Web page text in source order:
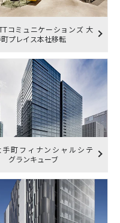
コミュニケーションズ 大
町プレイス本社移転
手町フィナンシャルシテ
グランキューブ